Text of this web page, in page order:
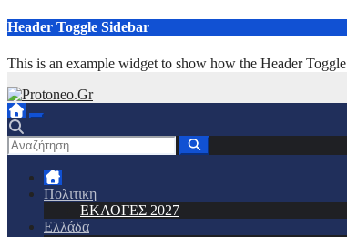
Μετάβαση
περιεχόμενο
Header Toggle Sidebar
This is an example widget to show how the Header
Πολιτικη
ΕΚΛΟΓΕΣ 2027
Ελλάδα